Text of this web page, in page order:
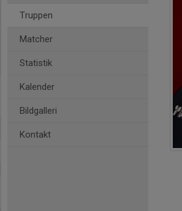
Truppen
Matcher
Statistik
Kalender
Bildgalleri
Kontakt